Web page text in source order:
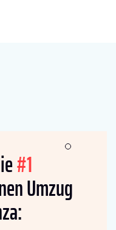
#1
Umzug